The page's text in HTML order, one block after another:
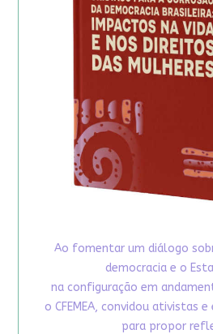
Ao fomentar um diálogo
democracia e o
na configuração em
o CFEMEA, convidou ativistas
para propor